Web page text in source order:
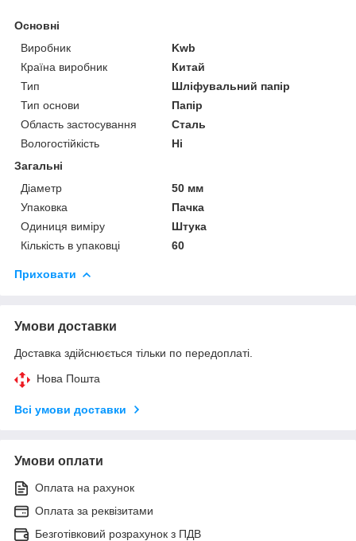
Основні
Виробник
Kwb
Країна виробник
Китай
Тип
Шліфувальний папір
Тип основи
Папір
Область застосування
Сталь
Вологостійкість
Ні
Загальні
Діаметр
50 мм
Упаковка
Пачка
Одиниця виміру
Штука
Кількість в упаковці
60
Приховати
Умови доставки
Доставка здійснюється тільки по передоплаті.
Нова Пошта
Всі умови доставки
Умови оплати
Оплата на рахунок
Оплата за реквізитами
Безготівковий розрахунок з ПДВ